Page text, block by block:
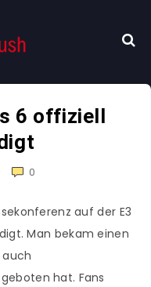
6 offiziell
0
auf der E3
Man bekam einen
auch
hat. Fans